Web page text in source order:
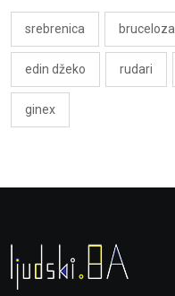
srebrenica bruceloza
edin džeko rudari
ginex